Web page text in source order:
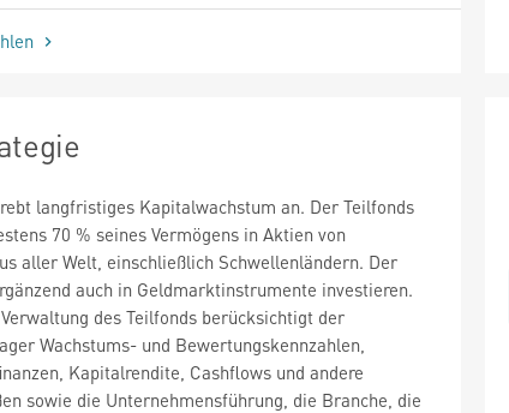
langfristiges Kapitalwachstum an. Der Teilfonds
70 % seines Vermögens in Aktien von
aller Welt, einschließlich Schwellenländern. Der
auch in Geldmarktinstrumente investieren.
des Teilfonds berücksichtigt der
Wachstums- und Bewertungskennzahlen,
Kapitalrendite, Cashflows und andere
sowie die Unternehmensführung, die Branche, die